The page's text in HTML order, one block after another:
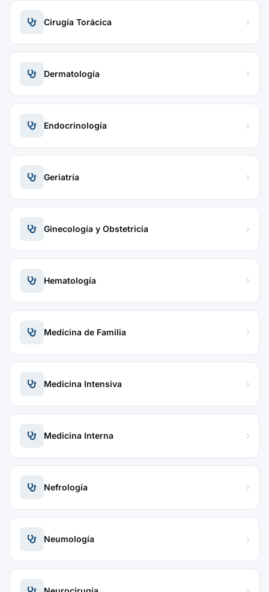
Cirugía Torácica
Dermatología
Endocrinología
Geriatría
Ginecología y Obstetricia
Hematología
Medicina de Familia
Medicina Intensiva
Medicina Interna
Nefrología
Neumología